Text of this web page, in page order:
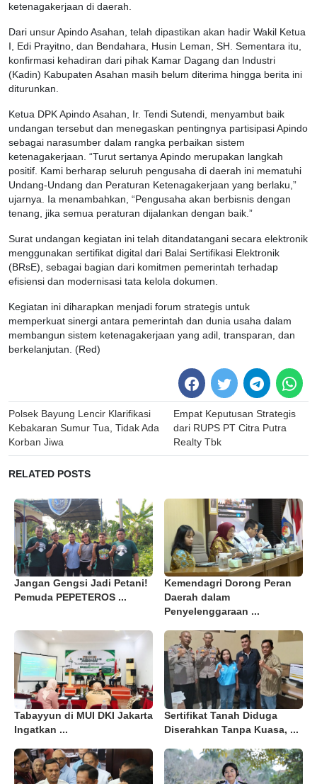
ketenagakerjaan di daerah.
Dari unsur Apindo Asahan, telah dipastikan akan hadir Wakil Ketua
I, Edi Prayitno, dan Bendahara, Husin Leman, SH. Sementara itu,
konfirmasi kehadiran dari pihak Kamar Dagang dan Industri
(Kadin) Kabupaten Asahan masih belum diterima hingga berita ini
diturunkan.
Ketua DPK Apindo Asahan, Ir. Tendi Sutendi, menyambut baik
undangan tersebut dan menegaskan pentingnya partisipasi Apindo
sebagai narasumber dalam rangka perbaikan sistem
ketenagakerjaan. “Turut sertanya Apindo merupakan langkah
positif. Kami berharap seluruh pengusaha di daerah ini mematuhi
Undang-Undang dan Peraturan Ketenagakerjaan yang berlaku,”
ujarnya. Ia menambahkan, “Pengusaha akan berbisnis dengan
tenang, jika semua peraturan dijalankan dengan baik.”
Surat undangan kegiatan ini telah ditandatangani secara elektronik
menggunakan sertifikat digital dari Balai Sertifikasi Elektronik
(BRsE), sebagai bagian dari komitmen pemerintah terhadap
efisiensi dan modernisasi tata kelola dokumen.
Kegiatan ini diharapkan menjadi forum strategis untuk
memperkuat sinergi antara pemerintah dan dunia usaha dalam
membangun sistem ketenagakerjaan yang adil, transparan, dan
berkelanjutan. (Red)
Post
navigation
Polsek Bayung Lencir Klarifikasi
Kebakaran Sumur Tua, Tidak Ada
Korban Jiwa
Empat Keputusan Strategis
dari RUPS PT Citra Putra
Realty Tbk
RELATED POSTS
Jangan Gengsi Jadi Petani!
Pemuda PEPETEROS ...
Kemendagri Dorong Peran
Daerah dalam
Penyelenggaraan ...
Tabayyun di MUI DKI Jakarta
Ingatkan ...
Sertifikat Tanah Diduga
Diserahkan Tanpa Kuasa, ...